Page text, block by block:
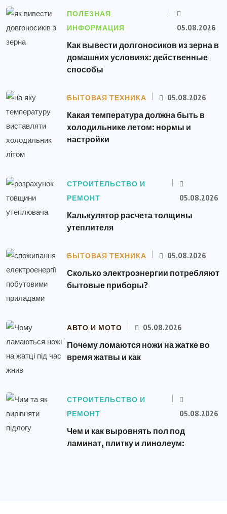
ПОЛЕЗНАЯ
ИНФОРМАЦИЯ
05.08.2026
Как вывести долгоносиков из зерна в
домашних условиях: действенные
способы
БЫТОВАЯ ТЕХНИКА 05.08.2026
Какая температура должна быть в
холодильнике летом: нормы и
настройки
СТРОИТЕЛЬСТВО И
РЕМОНТ
05.08.2026
Калькулятор расчета толщины
утеплителя
БЫТОВАЯ ТЕХНИКА 05.08.2026
Сколько электроэнергии потребляют
бытовые приборы?
АВТО И МОТО 05.08.2026
Почему ломаются ножи на жатке во
время жатвы и как
СТРОИТЕЛЬСТВО И
РЕМОНТ
05.08.2026
Чем и как выровнять пол под
ламинат, плитку и линолеум: